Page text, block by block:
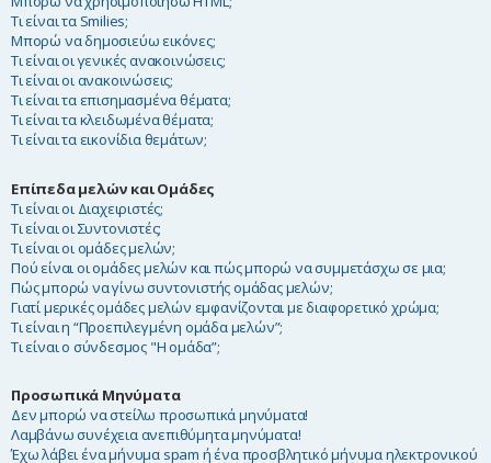
Τι είναι τα Smilies;
Μπορώ να δημοσιεύω εικόνες;
Τι είναι οι γενικές ανακοινώσεις;
Τι είναι οι ανακοινώσεις;
Τι είναι τα επισημασμένα θέματα;
Τι είναι τα κλειδωμένα θέματα;
Τι είναι τα εικονίδια θεμάτων;
Επίπεδα μελών και Ομάδες
Τι είναι οι Διαχειριστές;
Τι είναι οι Συντονιστές;
Τι είναι οι ομάδες μελών;
Πού είναι οι ομάδες μελών και πώς μπορώ να συμμετάσχω σε μια;
Πώς μπορώ να γίνω συντονιστής ομάδας μελών;
Γιατί μερικές ομάδες μελών εμφανίζονται με διαφορετικό χρώμα;
Τι είναι η “Προεπιλεγμένη ομάδα μελών”;
Τι είναι ο σύνδεσμος "Η ομάδα”;
Προσωπικά Μηνύματα
Δεν μπορώ να στείλω προσωπικά μηνύματα!
Λαμβάνω συνέχεια ανεπιθύμητα μηνύματα!
Έχω λάβει ένα μήνυμα spam ή ένα προσβλητικό μήνυμα ηλεκτρονικού